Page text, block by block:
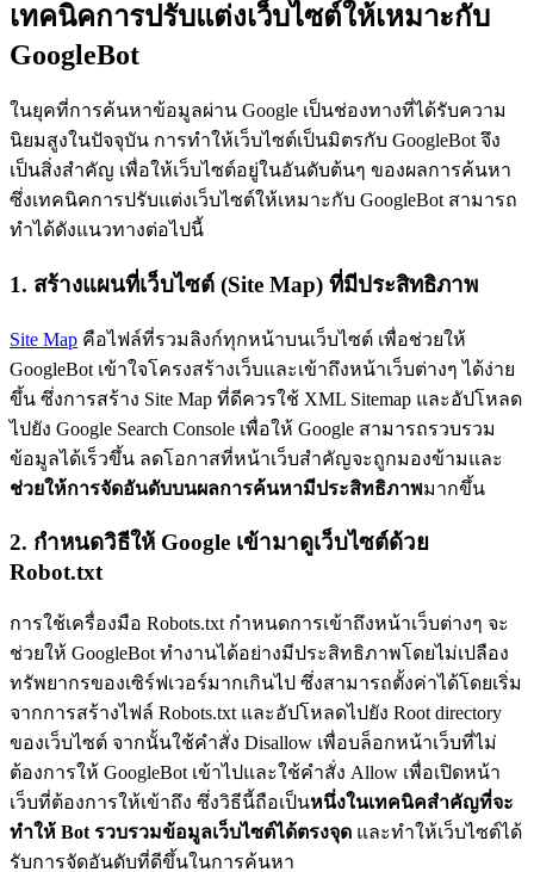
เทคนิคการปรับแต่งเว็บไซต์ให้เหมาะกับ
GoogleBot
ในยุคที่การค้นหาข้อมูลผ่าน Google เป็นช่องทางที่ได้รับความ
นิยมสูงในปัจจุบัน การทำให้เว็บไซต์เป็นมิตรกับ GoogleBot จึง
เป็นสิ่งสำคัญ เพื่อให้เว็บไซต์อยู่ในอันดับต้นๆ ของผลการค้นหา
ซึ่งเทคนิคการปรับแต่งเว็บไซต์ให้เหมาะกับ GoogleBot สามารถ
ทำได้ดังแนวทางต่อไปนี้
1. สร้างแผนที่เว็บไซต์ (Site Map) ที่มีประสิทธิภาพ
Site Map คือไฟล์ที่รวมลิงก์ทุกหน้าบนเว็บไซต์ เพื่อช่วยให้
GoogleBot เข้าใจโครงสร้างเว็บและเข้าถึงหน้าเว็บต่างๆ ได้ง่าย
ขึ้น ซึ่งการสร้าง Site Map ที่ดีควรใช้ XML Sitemap และอัปโหลด
ไปยัง Google Search Console เพื่อให้ Google สามารถรวบรวม
ข้อมูลได้เร็วขึ้น ลดโอกาสที่หน้าเว็บสำคัญจะถูกมองข้ามและ
ช่วยให้การจัดอันดับบนผลการค้นหามีประสิทธิภาพมากขึ้น
2. กำหนดวิธีให้ Google เข้ามาดูเว็บไซต์ด้วย
Robot.txt
การใช้เครื่องมือ Robots.txt กำหนดการเข้าถึงหน้าเว็บต่างๆ จะ
ช่วยให้ GoogleBot ทำงานได้อย่างมีประสิทธิภาพโดยไม่เปลือง
ทรัพยากรของเซิร์ฟเวอร์มากเกินไป ซึ่งสามารถตั้งค่าได้โดยเริ่ม
จากการสร้างไฟล์ Robots.txt และอัปโหลดไปยัง Root directory
ของเว็บไซต์ จากนั้นใช้คำสั่ง Disallow เพื่อบล็อกหน้าเว็บที่ไม่
ต้องการให้ GoogleBot เข้าไปและใช้คำสั่ง Allow เพื่อเปิดหน้า
เว็บที่ต้องการให้เข้าถึง ซึ่งวิธีนี้ถือเป็นหนึ่งในเทคนิคสำคัญที่จะ
ทำให้ Bot รวบรวมข้อมูลเว็บไซต์ได้ตรงจุด และทำให้เว็บไซต์ได้
รับการจัดอันดับที่ดีขึ้นในการค้นหา